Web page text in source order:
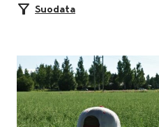
Suodata